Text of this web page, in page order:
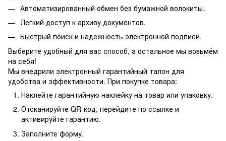
Автоматизированный обмен без бумажной волокиты.
Легкий доступ к архиву документов.
Быстрый поиск и надёжность электронной подписи.
Выберите удобный для вас способ, а остальное мы возьмём
на себя!
Мы внедрили электронный гарантийный талон для
удобства и эффективности. При покупке товара:
Наклейте гарантийную наклейку на товар или упаковку.
Отсканируйте QR-код, перейдите по ссылке и
активируйте гарантию.
Заполните форму.